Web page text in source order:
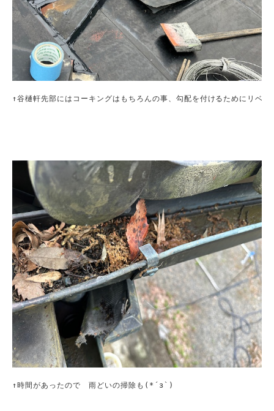
↑谷樋軒先部にはコーキングはもちろんの事、勾配を付けるためにリベ
↑時間があったので　雨どいの掃除も(*´з`)